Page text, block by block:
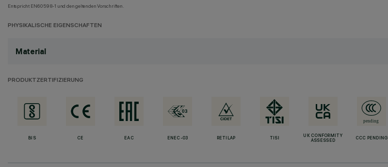
Entspricht EN60598-1 und den geltenden Vorschriften.
PHYSIKALISCHE EIGENSCHAFTEN
Material
PRODUKTZERTIFIZIERUNG
BIS CE EAC ENEC-03 RETILAP TISI
UK CONFORMITY
ASSESSED
CCC PENDING